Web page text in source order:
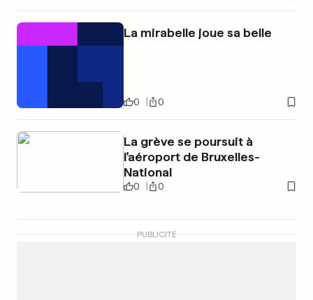
La mirabelle joue sa belle
0 0
La grève se poursuit à
l'aéroport de Bruxelles-
National
0 0
PUBLICITÉ